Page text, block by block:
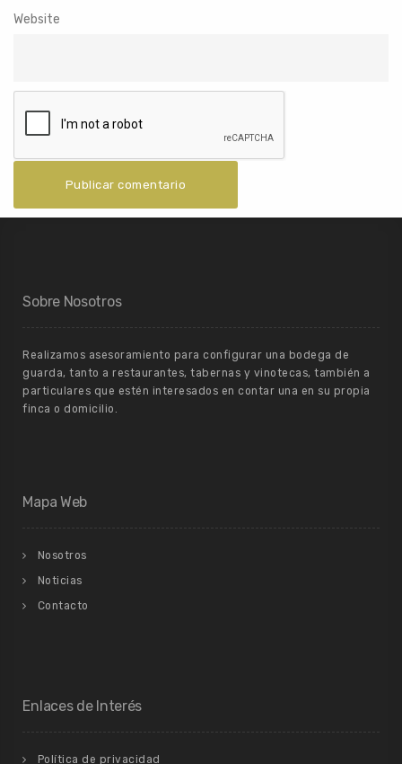
Website
Sobre Nosotros
Realizamos asesoramiento para configurar una bodega de
guarda, tanto a restaurantes, tabernas y vinotecas, también a
particulares que estén interesados en contar una en su propia
finca o domicilio.
Mapa Web
Nosotros
Noticias
Contacto
Enlaces de Interés
Política de privacidad